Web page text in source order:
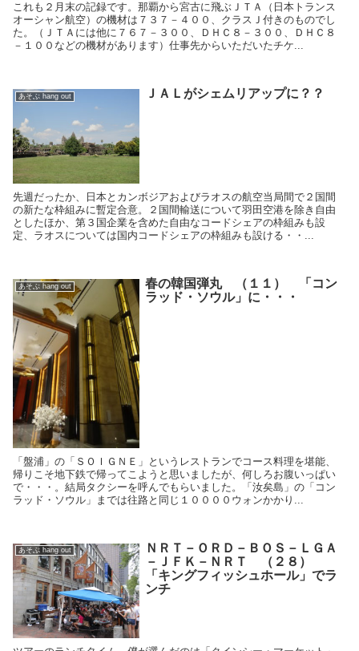
これも２月末の記録です。那覇から宮古に飛ぶＪＴＡ（日本トランス
オーシャン航空）の機材は７３７－４００、クラスＪ付きのものでし
た。（ＪＴＡには他に７６７－３００、ＤＨＣ８－３００、ＤＨＣ８
－１００などの機材があります）仕事先からいただいたチケ...
あそぶ hang out ＪＡＬがシェムリアップに？？
先週だったか、日本とカンボジアおよびラオスの航空当局間で２国間
の新たな枠組みに暫定合意。２国間輸送について羽田空港を除き自由
としたほか、第３国企業を含めた自由なコードシェアの枠組みも設
定、ラオスについては国内コードシェアの枠組みも設ける・・...
あそぶ hang out
春の韓国弾丸 （１１） 「コン
ラッド・ソウル」に・・・
「盤浦」の「ＳＯＩＧＮＥ」というレストランでコース料理を堪能、
帰りこそ地下鉄で帰ってこようと思いましたが、何しろお腹いっぱい
で・・・。結局タクシーを呼んでもらいました。「汝矣島」の「コン
ラッド・ソウル」までは往路と同じ１００００ウォンかかり...
あそぶ hang out
ＮＲＴ－ＯＲＤ－ＢＯＳ－ＬＧＡ
－ＪＦＫ－ＮＲＴ （２８）
「キングフィッシュホール」でラ
ンチ